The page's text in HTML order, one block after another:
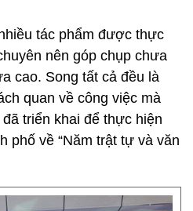
tác phẩm được thực
nên góp chụp chưa
cao. Song tất cả đều là
quan về công việc mà
triển khai để thực hiện
phố về “Năm trật tự và văn